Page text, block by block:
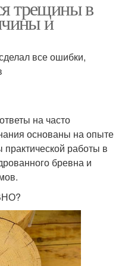
трещины в
и
все ошибки,
на часто
основаны на опыте
работы в
бревна и